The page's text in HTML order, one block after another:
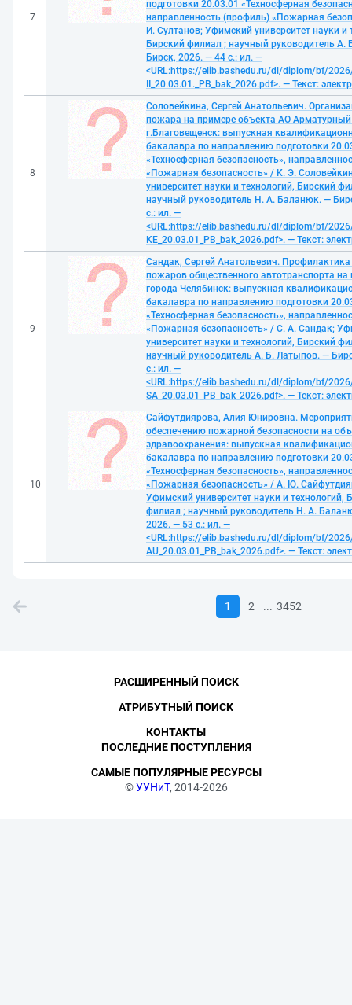
7
подготовки 20.03.01 «Техносферная
направленность (профиль) «Пожарная
И. Султанов; Уфимский университет науки и
Бирский филиал ; научный руководитель А.
Бирск, 2026. — 44 с.: ил. —
<URL:https://elib.bashedu.ru/dl/diplom/bf/
II_20.03.01._РB_bak_2026.pdf>. — Текст:
8
Соловейкина, Сергей Анатольевич.
пожара на примере объекта АО Арматурный
г.Благовещенск: выпускная
бакалавра по направлению подготовки
«Техносферная безопасность»,
«Пожарная безопасность» / К. Э.
университет науки и технологий, Бирский
научный руководитель Н. А. Баланюк. —
с.: ил. —
<URL:https://elib.bashedu.ru/dl/diplom/bf/
KE_20.03.01_PB_bak_2026.pdf>. — Текст:
9
Сандак, Сергей Анатольевич.
пожаров общественного автотранспорта на
города Челябинск: выпускная
бакалавра по направлению подготовки
«Техносферная безопасность»,
«Пожарная безопасность» / С. А. Сандак;
университет науки и технологий, Бирский
научный руководитель А. Б. Латыпов. —
с.: ил. —
<URL:https://elib.bashedu.ru/dl/diplom/bf/
SA_20.03.01_РB_bak_2026.pdf>. — Текст:
10
Сайфутдиярова, Алия Юнировна.
обеспечению пожарной безопасности на
здравоохранения: выпускная
бакалавра по направлению подготовки
«Техносферная безопасность»,
«Пожарная безопасность» / А. Ю.
Уфимский университет науки и технологий,
филиал ; научный руководитель Н. А.
2026. — 53 с.: ил. —
<URL:https://elib.bashedu.ru/dl/diplom/bf/
AU_20.03.01_PB_bak_2026.pdf>. — Текст:
1 2 ... 3452
©УУНиТ, 2014-2026
РАСШИРЕННЫЙ ПОИСК
АТРИБУТНЫЙ ПОИСК
КОНТАКТЫ
ПОСЛЕДНИЕ ПОСТУПЛЕНИЯ
САМЫЕ ПОПУЛЯРНЫЕ РЕСУРСЫ